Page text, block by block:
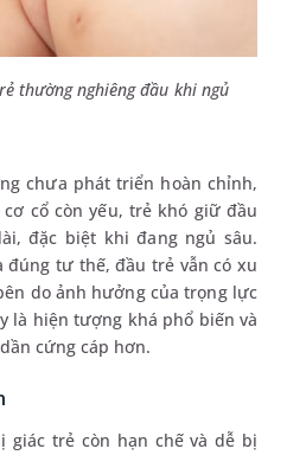
thường nghiêng đầu khi ngủ
chưa phát triển hoàn chỉnh,
cổ còn yếu, trẻ khó giữ đầu
đặc biệt khi đang ngủ sâu.
đúng tư thế, đầu trẻ vẫn có xu
do ảnh hưởng của trọng lực
là hiện tượng khá phổ biến và
cứng cáp hơn.
giác trẻ còn hạn chế và dễ bị